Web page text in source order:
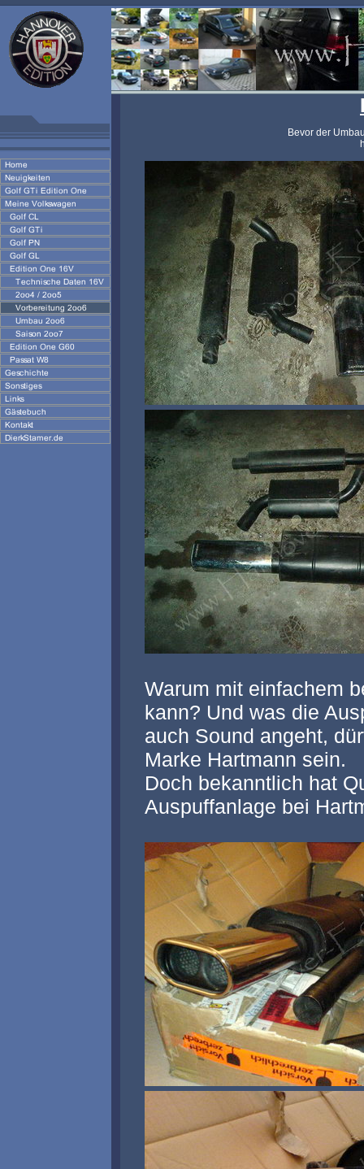
Bevor der
Warum mit einfachem
kann? Und was die
auch Sound angeht,
Marke Hartmann sein.
Doch bekanntlich hat
Auspuffanlage bei